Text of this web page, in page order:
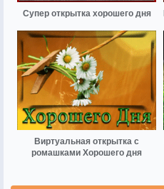
Супер открытка хорошего дня
Виртуальная открытка с
ромашками Хорошего дня